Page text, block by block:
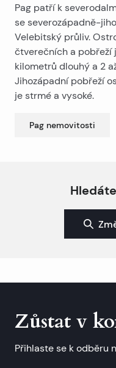
Pag patří k
se severozápadně-
Velebitský průliv.
čtverečních a pobřeží
kilometrů dlouhý a 2
Jihozápadní pobřeží
je strmé a vysoké.
Pag nemovitosti
Zůstat v
Přihlaste se k odběru